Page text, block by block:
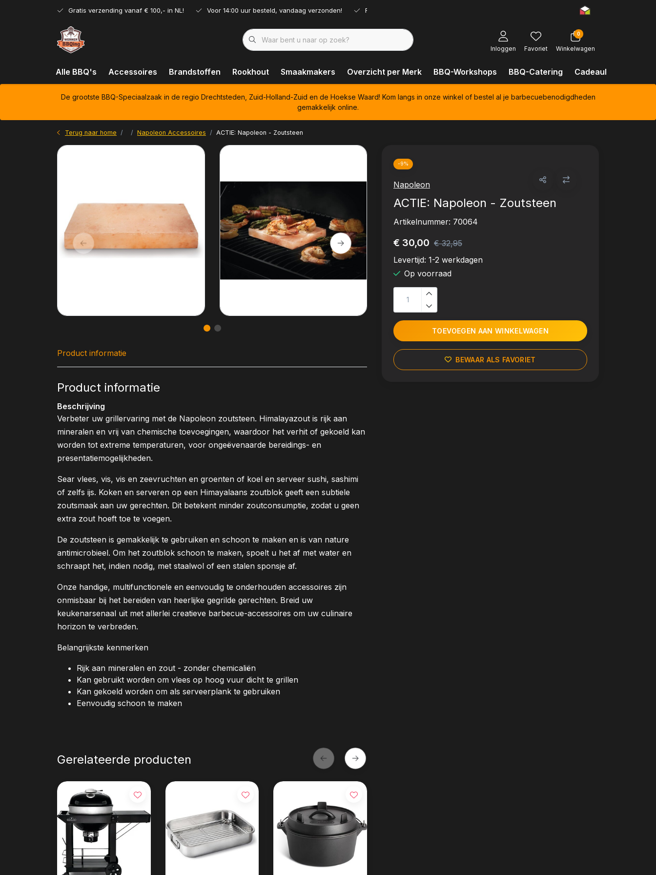
Gratis verzending vanaf € 100,- in NL! Voor 14:00 uur besteld, vandaag verzonden! Ruim assortiment!
Inloggen Favoriet
0
Winkelwagen
Alle BBQ's Accessoires Brandstoffen Rookhout Smaakmakers Overzicht per Merk BBQ-Workshops BBQ-Catering Cadeaubonnen
De grootste BBQ-Speciaalzaak in de regio Drechtsteden, Zuid-Holland-Zuid en de Hoekse Waard! Kom langs in onze winkel of bestel al je barbecuebenodigdheden
gemakkelijk online.
Terug naar home Napoleon Accessoires ACTIE: Napoleon - Zoutsteen
-9%
Napoleon
ACTIE: Napoleon - Zoutsteen
Artikelnummer: 70064
€ 30,00 € 32,95
Levertijd: 1-2 werkdagen
Op voorraad
TOEVOEGEN AAN WINKELWAGEN
BEWAAR ALS FAVORIET
Product informatie
Product informatie
Beschrijving
Verbeter uw grillervaring met de Napoleon zoutsteen. Himalayazout is rijk aan
mineralen en vrij van chemische toevoegingen, waardoor het verhit of gekoeld kan
worden tot extreme temperaturen, voor ongeëvenaarde bereidings- en
presentatiemogelijkheden.
Sear vlees, vis, vis en zeevruchten en groenten of koel en serveer sushi, sashimi
of zelfs ijs. Koken en serveren op een Himayalaans zoutblok geeft een subtiele
zoutsmaak aan uw gerechten. Dit betekent minder zoutconsumptie, zodat u geen
extra zout hoeft toe te voegen.
De zoutsteen is gemakkelijk te gebruiken en schoon te maken en is van nature
antimicrobieel. Om het zoutblok schoon te maken, spoelt u het af met water en
schraapt het, indien nodig, met staalwol of een stalen sponsje af.
Onze handige, multifunctionele en eenvoudig te onderhouden accessoires zijn
onmisbaar bij het bereiden van heerlijke gegrilde gerechten. Breid uw
keukenarsenaal uit met allerlei creatieve barbecue-accessoires om uw culinaire
horizon te verbreden.
Belangrijkste kenmerken
Rijk aan mineralen en zout - zonder chemicaliën
Kan gebruikt worden om vlees op hoog vuur dicht te grillen
Kan gekoeld worden om als serveerplank te gebruiken
Eenvoudig schoon te maken
Gerelateerde producten